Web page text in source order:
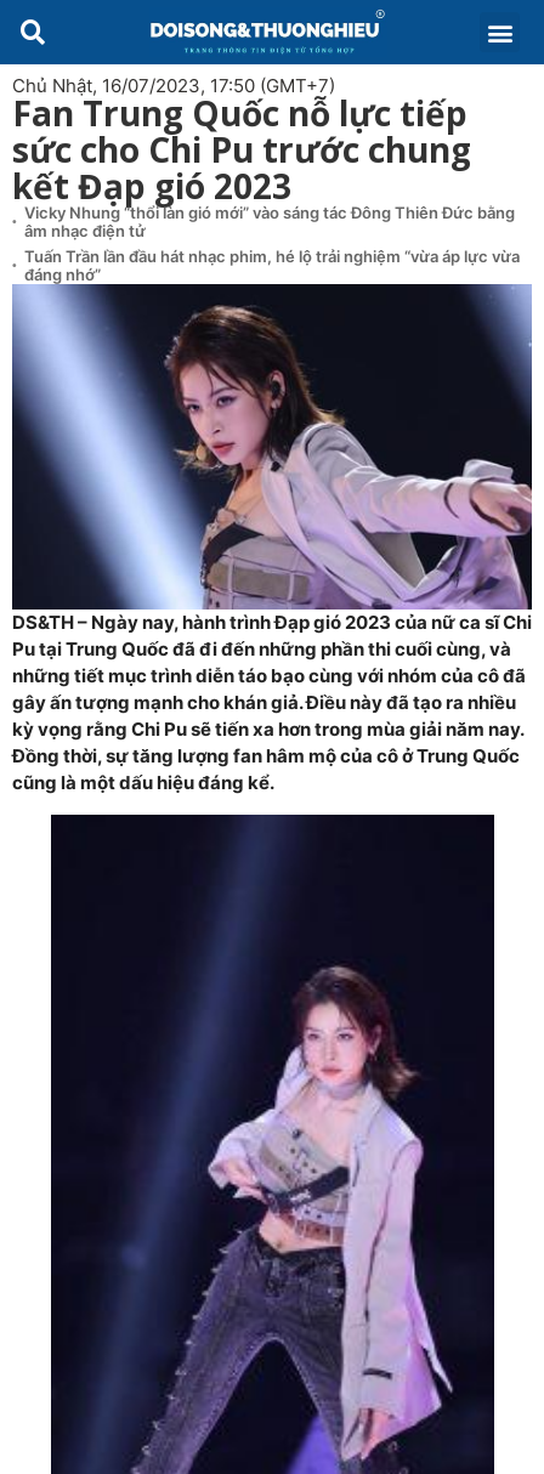
Chủ Nhật, 16/07/2023, 17:50 (GMT+7)
Fan Trung Quốc nỗ lực tiếp
sức cho Chi Pu trước chung
kết Đạp gió 2023
Vicky Nhung “thổi làn gió mới” vào sáng tác Đông Thiên Đức bằng
âm nhạc điện tử
Tuấn Trần lần đầu hát nhạc phim, hé lộ trải nghiệm “vừa áp lực vừa
đáng nhớ”
DS&TH – Ngày nay, hành trình Đạp gió 2023 của nữ ca sĩ Chi
Pu tại Trung Quốc đã đi đến những phần thi cuối cùng, và
những tiết mục trình diễn táo bạo cùng với nhóm của cô đã
gây ấn tượng mạnh cho khán giả. Điều này đã tạo ra nhiều
kỳ vọng rằng Chi Pu sẽ tiến xa hơn trong mùa giải năm nay.
Đồng thời, sự tăng lượng fan hâm mộ của cô ở Trung Quốc
cũng là một dấu hiệu đáng kể.